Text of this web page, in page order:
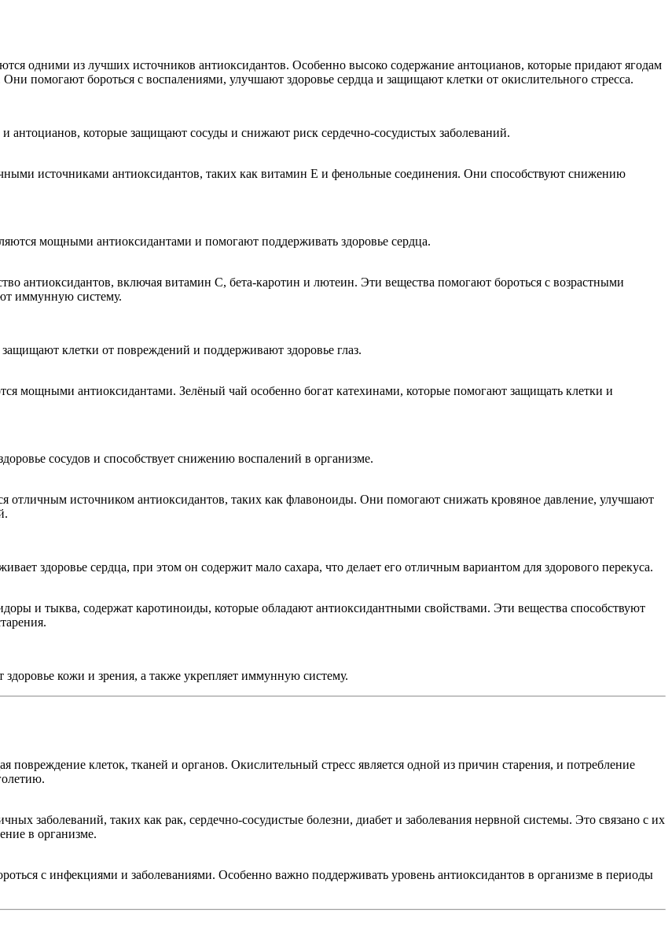
одними из лучших источников антиоксидантов. Особенно высоко содержание антоцианов, которые придают ягодам
помогают бороться с воспалениями, улучшают здоровье сердца и защищают клетки от окислительного стресса.
антоцианов, которые защищают сосуды и снижают риск сердечно-сосудистых заболеваний.
источниками антиоксидантов, таких как витамин E и фенольные соединения. Они способствуют снижению
мощными антиоксидантами и помогают поддерживать здоровье сердца.
антиоксидантов, включая витамин C, бета-каротин и лютеин. Эти вещества помогают бороться с возрастными
иммунную систему.
клетки от повреждений и поддерживают здоровье глаз.
мощными антиоксидантами. Зелёный чай особенно богат катехинами, которые помогают защищать клетки и
сосудов и способствует снижению воспалений в организме.
отличным источником антиоксидантов, таких как флавоноиды. Они помогают снижать кровяное давление, улучшают
здоровье сердца, при этом он содержит мало сахара, что делает его отличным вариантом для здорового перекуса.
и тыква, содержат каротиноиды, которые обладают антиоксидантными свойствами. Эти вещества способствуют
кожи и зрения, а также укрепляет иммунную систему.
клеток, тканей и органов. Окислительный стресс является одной из причин старения, и потребление
заболеваний, таких как рак, сердечно-сосудистые болезни, диабет и заболевания нервной системы. Это связано с их
в организме.
с инфекциями и заболеваниями. Особенно важно поддерживать уровень антиоксидантов в организме в периоды